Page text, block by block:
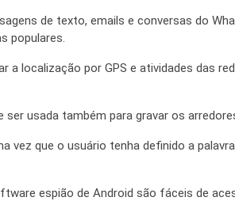
de texto, emails e conversas do
populares.
a localização por GPS e atividades das
usada também para gravar os
vez que o usuário tenha definido a
espião de Android são fáceis de